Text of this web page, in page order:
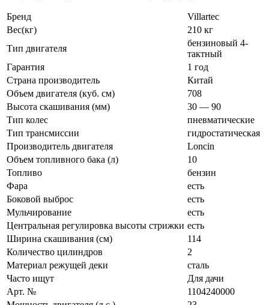
Бренд
Villartec
Вес(кг)
210 кг
Тип двигателя
бензиновый 4-
тактный
Гарантия
1 год
Страна производитель
Китай
Объем двигателя (куб. см)
708
Высота скашивания (мм)
30 — 90
Тип колес
пневматические
Тип трансмиссии
гидростатическая
Производитель двигателя
Loncin
Объем топливного бака (л)
10
Топливо
бензин
Фара
есть
Боковой выброс
есть
Мульчирование
есть
Центральная регулировка высоты стрижки есть
Ширина скашивания (см)
114
Количество цилиндров
2
Материал режущей деки
сталь
Часто ищут
Для дачи
Арт. №
1104240000